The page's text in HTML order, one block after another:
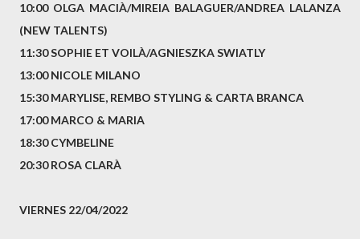
10:00 OLGA MACIÀ/MIREIA BALAGUER/ANDREA LALANZA
(NEW TALENTS)
11:30 SOPHIE ET VOILÀ/AGNIESZKA SWIATLY
13:00 NICOLE MILANO
15:30 MARYLISE, REMBO STYLING & CARTA BRANCA
17:00 MARCO & MARIA
18:30 CYMBELINE
20:30 ROSA CLARÀ
VIERNES 22/04/2022